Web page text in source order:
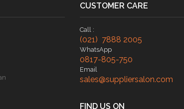
CUSTOMER CARE
Call :
(021) 7888 2005
WhatsApp
0817-805-750
Email
sales@suppliersalon.com
FIND US ON